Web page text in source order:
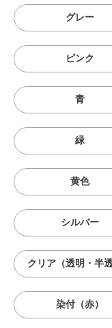
グレー
ピンク
青
緑
黄色
シルバー
クリア（透明・半透
染付（赤）